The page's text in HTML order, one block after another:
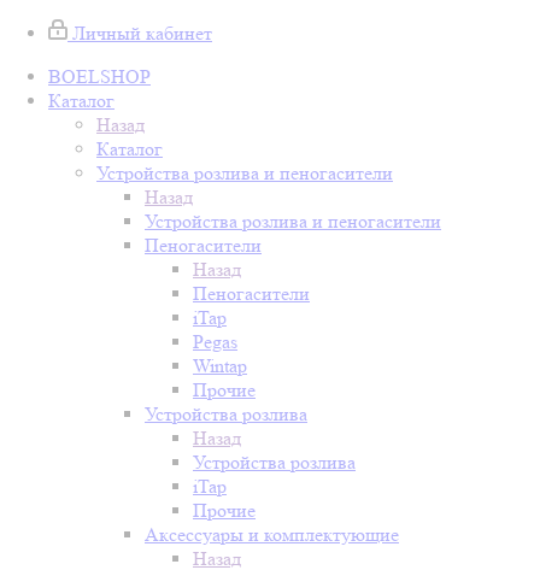
Личный кабинет
BOELSHOP
Каталог
Назад
Каталог
Устройства розлива и пеногасители
Назад
Устройства розлива и пеногасители
Пеногасители
Назад
Пеногасители
iTap
Pegas
Wintap
Прочие
Устройства розлива
Назад
Устройства розлива
iTap
Прочие
Аксессуары и комплектующие
Назад